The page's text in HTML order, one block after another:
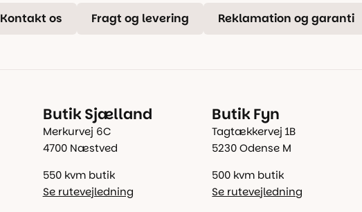
Kontakt os Fragt og levering Reklamation og garanti
Butik Sjælland
Merkurvej 6C
4700 Næstved
550 kvm butik
Se rutevejledning
Butik Fyn
Tagtækkervej 1B
5230 Odense M
500 kvm butik
Se rutevejledning